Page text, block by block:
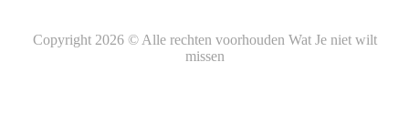
Copyright 2026 © Alle rechten voorhouden Wat Je niet wilt
missen